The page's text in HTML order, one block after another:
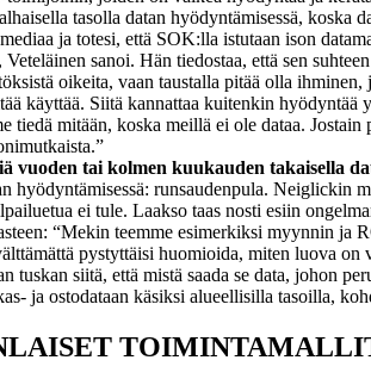
tasolla datan hyödyntämisessä,
ja totesi, että SOK:lla istutaan ison
Veteläinen sanoi. Hän tiedostaa, että sen
oikeita, vaan taustalla pitää olla
käyttää. Siitä kannattaa kuitenkin
tiedä mitään, koska meillä ei ole dataa.
vuoden tai kolmen kuukauden takaisella
hyödyntämisessä: runsaudenpula. Neiglickin
ei tule. Laakso taas nosti esiin
“Mekin teemme esimerkiksi myynnin
pystyttäisi huomioida, miten luova
siitä, että mistä saada se data, johon
ja ostodataan käsiksi alueellisilla tasoilla,